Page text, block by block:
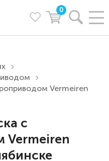
0
Vermeiren
с
Vermeiren